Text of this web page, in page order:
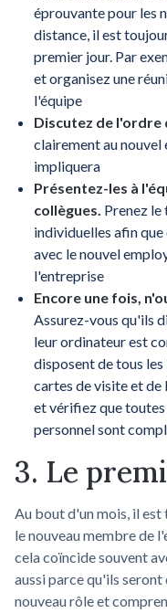
éprouvante pour les
distance, il est
premier jour. Par
et organisez une
l'équipe
Discutez de l'ordre
clairement au nouvel
impliquera
Présentez-les à
collègues. Prenez
individuelles afin que
avec le nouvel
l'entreprise
Encore une fois,
Assurez-vous qu'ils
leur ordinateur est
disposent de tous
cartes de visite et de
et vérifiez que
personnel sont
3. Le
Au bout d'un mois, il
le nouveau membre de
cela coïncide souvent
aussi parce qu'ils seront
nouveau rôle et